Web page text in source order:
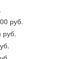
руб.
руб.